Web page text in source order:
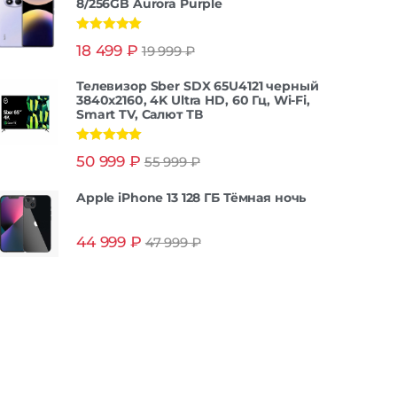
|
|
из 5
18 499 ₽ 19 999₽
Телевизор Sber SDX 65U4121 черный
3840x2160, 4K Ultra HD, 60 Гц, Wi-Fi,
Smart TV, Салют ТВ
из 5
50 999 ₽ 55 999₽
Apple iPhone 13 128 ГБ Тёмная ночь
44 999 ₽ 47 999₽